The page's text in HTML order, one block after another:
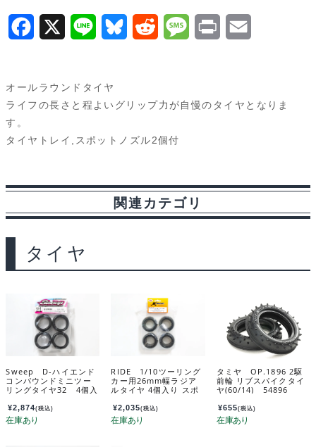
軽
量
イ
ン
ナ
ー
個
入
り
e
X
e
B
e
R
d
M
s
P
n i
オールラウンドタイヤ
ライフの長さと程よいグリップ力が自慢のタイヤとなりま
す。
タイヤトレイ,スポットノズル2個付
関連カテゴリ
タイヤ
Sweep D-ハイエンド
コンパウンドミニツー
リングタイヤ32 4個入
32
¥2,874(税込)
RIDE 1/10ツーリング
カー用26mm幅ラジア
ルタイヤ 4個入り スポ
¥2,035(税込)
タミヤ OP.1896 2駆
前輪 リブスパイクタイ
ヤ(60/14) 54896
¥655(税込)